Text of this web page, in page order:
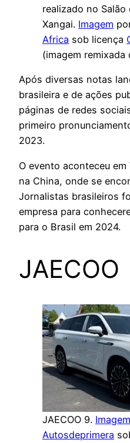
realizado no
Xangai. Imagem
Africa sob licença
(imagem remixada
Após diversas notas
brasileira e de ações
páginas de redes
primeiro
2023.
O evento aconteceu
na China, onde se
Jornalistas brasileiros
empresa para
para o Brasil em 2024.
JAECOO
JAECOO 9. Imagem
Autosdeprimera